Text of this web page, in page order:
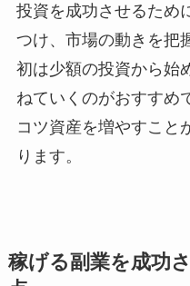
投資を成功させるため
つけ、市場の動きを把
初は少額の投資から始
ねていくのがおすすめ
コツ資産を増やすこと
ります。
稼げる副業を成功